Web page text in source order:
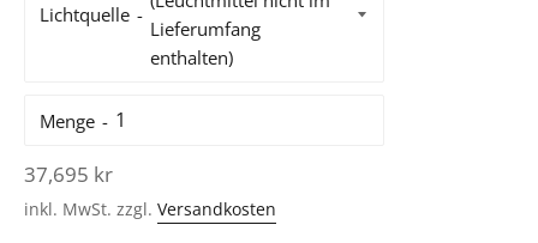
Lichtquelle
Menge
Normaler
Preis
37,695 kr
inkl. MwSt. zzgl. Versandkosten